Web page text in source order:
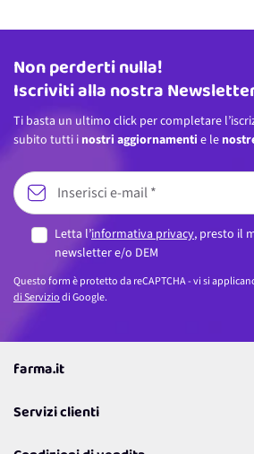
Indirizzo email
Non perderti nulla!
Iscriviti alla nostra
Ti basta un ultimo click per completare
subito tutti i nostri aggiornamenti e le
Letta l’informativa privacy, presto il
newsletter e/o DEM
Questo form è protetto da reCAPTCHA - vi si
di Serviziodi Google.
farma.it
Coupon
Servizi clienti